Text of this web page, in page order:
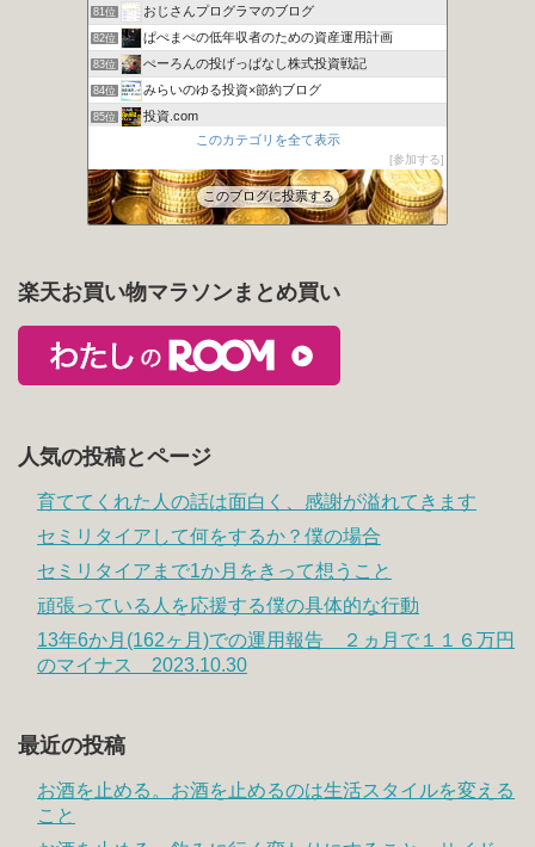
81位 おじさんプログラマのブログ
82位 ぱぺまぺの低年収者のための資産運用計画
83位 ぺーろんの投げっぱなし株式投資戦記
84位 みらいのゆる投資×節約ブログ
85位 投資.com
ますい画伯とインデックス投資？
87位 カンガルーブログ 今より豊かな生活を手に入れる
このカテゴリを全て表示
参加する
このブログに投票する
楽天お買い物マラソンまとめ買い
人気の投稿とページ
育ててくれた人の話は面白く、感謝が溢れてきます
セミリタイアして何をするか？僕の場合
セミリタイアまで1か月をきって想うこと
頑張っている人を応援する僕の具体的な行動
13年6か月(162ヶ月)での運用報告 ２ヵ月で１１６万円
のマイナス 2023.10.30
最近の投稿
お酒を止める。お酒を止めるのは生活スタイルを変える
こと